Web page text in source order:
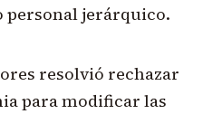
personal jerárquico.
resolvió rechazar
para modificar las